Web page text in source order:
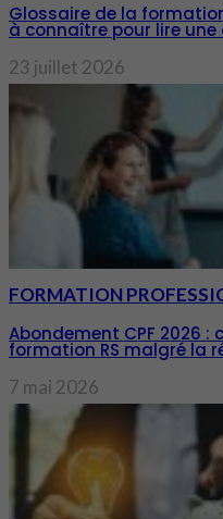
Glossaire de la
à connaître pour lire
23 juillet 2026
FORMATION
Abondement CPF 2026
formation RS malgré la
7 mai 2026